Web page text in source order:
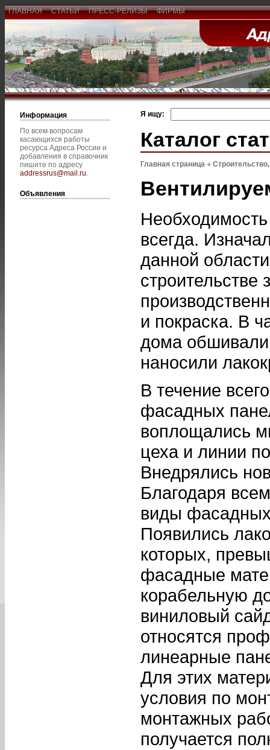
ГЛАВНАЯ СТАТЬИ ПРЕСС-РЕЛИЗЫ ФИРМЫ
Информация
По всем вопросам
касающихся работы
ресурса Адреса России и
добавления в справочник
пишите по адресу
addressrus@mail.ru.
Объявления
Я ищу:
Каталог
Главная страница
всегда.
данной
строительстве
и покраска. В
дома обшивали
наносили
В течение
фасадных
воплощались
цеха и линии
Внедрялись
Благодаря
виды
Появились
которых,
фасадные
корабельную
виниловый
относятся
линеарные
Для этих
условия по
монтажных
получается